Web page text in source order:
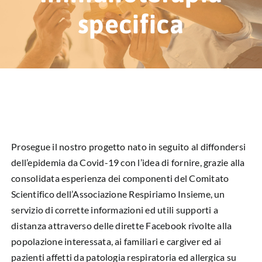
NEWS & EVENTI
CHI SIAMO
DIVENTA SOCIO
LIBRO SCRITTURE IN ROSA
specifica
Prosegue il nostro progetto nato in seguito al diffondersi
dell’epidemia da Covid-19 con l’idea di fornire, grazie alla
consolidata esperienza dei componenti del Comitato
Scientifico dell’Associazione Respiriamo Insieme, un
servizio di corrette informazioni ed utili supporti a
distanza attraverso delle dirette Facebook rivolte alla
popolazione interessata, ai familiari e cargiver ed ai
pazienti affetti da patologia respiratoria ed allergica su